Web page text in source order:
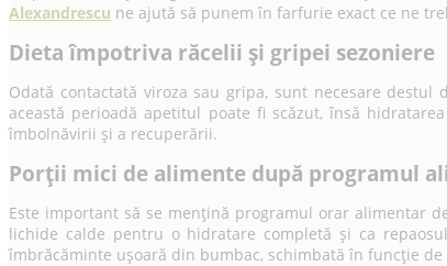
Alexandrescu ne ajută să punem în farfurie exact ce ne
Dieta împotriva răcelii și gripei sezoniere
Odată contactată viroza sau gripa, sunt necesare
această perioadă apetitul poate fi scăzut, însă
îmbolnăvirii și a recuperării.
Porții mici de alimente după programul
Este important să se mențină programul orar alimentar
lichide calde pentru o hidratare completă și ca
îmbrăcăminte ușoară din bumbac, schimbată în funcție